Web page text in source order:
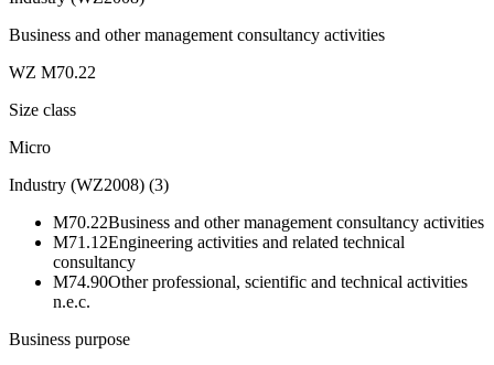
Business and other management consultancy activities
WZ M70.22
Size class
Micro
Industry (WZ2008) (3)
M70.22Business and other management consultancy activities
M71.12Engineering activities and related technical
consultancy
M74.90Other professional, scientific and technical activities
n.e.c.
Business purpose